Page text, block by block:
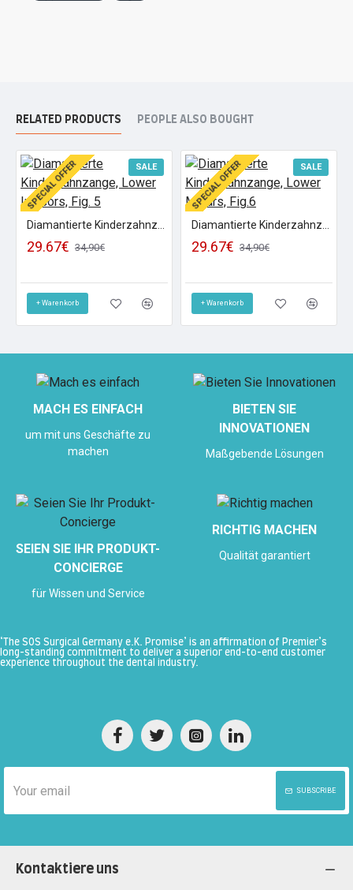
RELATED PRODUCTS PEOPLE ALSO BOUGHT
SPECIAL OFFER SALE
29.67€ 34,90€
+ Warenkorb
SPECIAL OFFER SALE
29.67€ 34,90€
+ Warenkorb
MACH ES EINFACH
um mit uns Geschäfte zu
machen
BIETEN SIE
INNOVATIONEN
Maßgebende Lösungen
SEIEN SIE IHR PRODUKT-
CONCIERGE
für Wissen und Service
RICHTIG MACHEN
Qualität garantiert
‘The SOS Surgical Germany e.K. Promise’ is an affirmation of Premier’s
long-standing commitment to deliver a superior end-to-end customer
experience throughout the dental industry.
SUBSCRIBE
Kontaktiere uns